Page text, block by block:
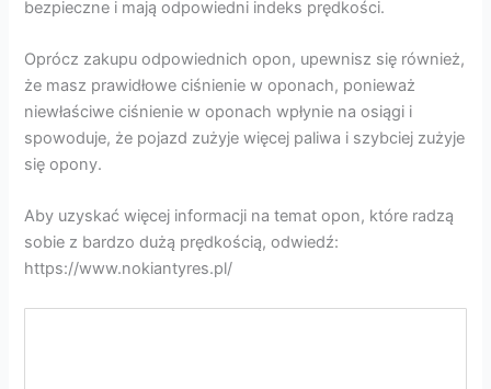
bezpieczne i mają odpowiedni indeks prędkości.
Oprócz zakupu odpowiednich opon, upewnisz się również,
że masz prawidłowe ciśnienie w oponach, ponieważ
niewłaściwe ciśnienie w oponach wpłynie na osiągi i
spowoduje, że pojazd zużyje więcej paliwa i szybciej zużyje
się opony.
Aby uzyskać więcej informacji na temat opon, które radzą
sobie z bardzo dużą prędkością, odwiedź:
https://www.nokiantyres.pl/